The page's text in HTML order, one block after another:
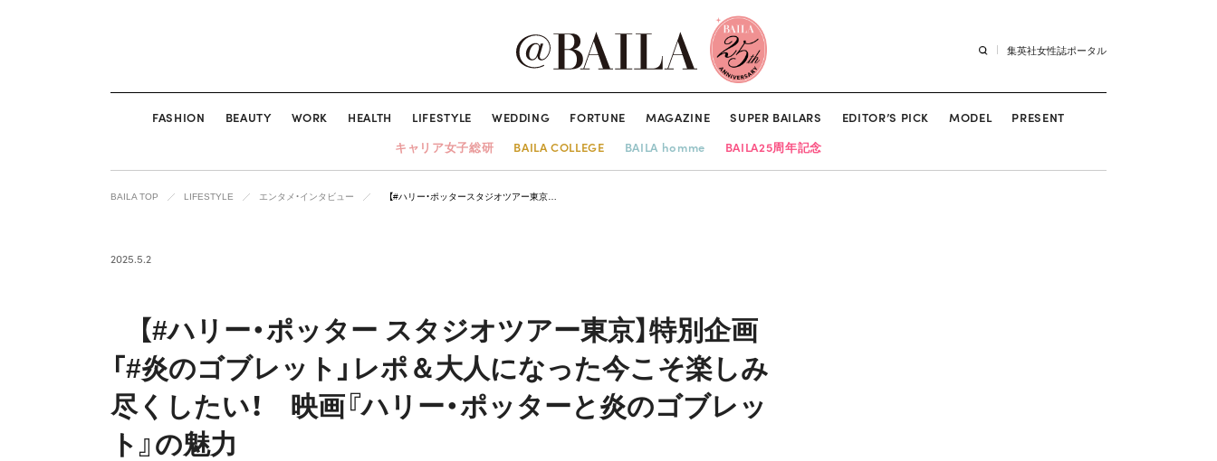
集英社女性誌ポータル
FASHION BEAUTY WORK HEALTH LIFESTYLE WEDDING FORTUNE MAGAZINE SUPER BAILARS EDITOR’S PICK MODEL
PRESENT
キャリア女子総研
BAILA COLLEGE BAILA homme BAILA25周年記念
BAILA TOP LIFESTYLE エンタメ・インタビュー 【#ハリー・ポッタースタジオツアー東京…
2025.5.2
【#ハリー・ポッター スタジオツアー東京】特別企画
「#炎のゴブレット」レポ＆大人になった今こそ楽しみ
尽くしたい！ 映画『ハリー・ポッターと炎のゴブレッ
ト』の魅力